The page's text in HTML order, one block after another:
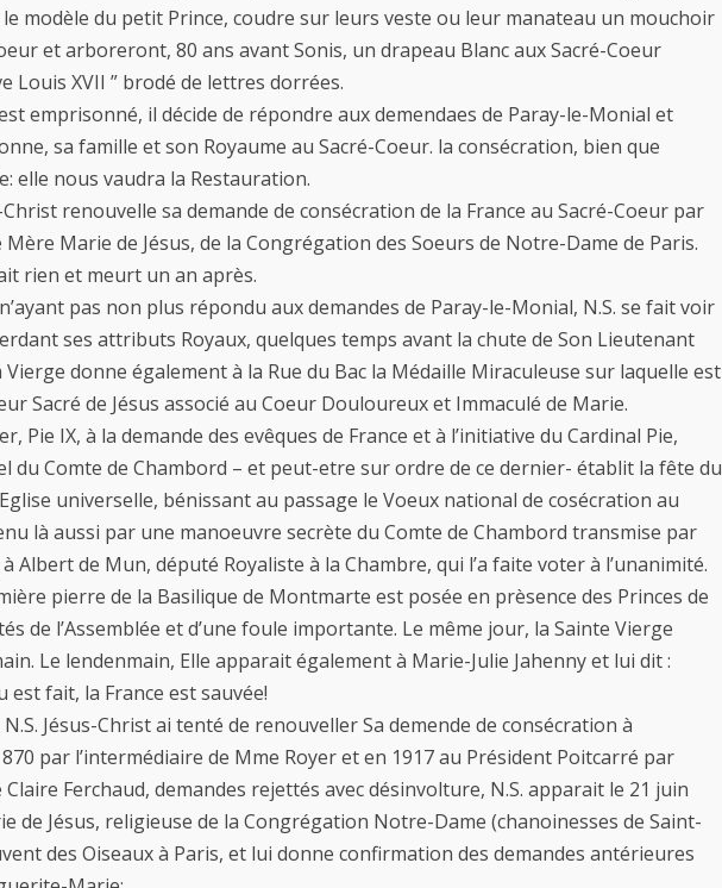
modèle du petit Prince, coudre sur leurs veste ou leur manateau un mouchoir
et arboreront, 80 ans avant Sonis, un drapeau Blanc aux Sacré-Coeur
Louis XVII ” brodé de lettres dorrées.
emprisonné, il décide de répondre aux demendaes de Paray-le-Monial et
sa famille et son Royaume au Sacré-Coeur. la consécration, bien que
elle nous vaudra la Restauration.
Christ renouvelle sa demande de consécration de la France au Sacré-Coeur par
Mère Marie de Jésus, de la Congrégation des Soeurs de Notre-Dame de Paris.
rien et meurt un an après.
pas non plus répondu aux demandes de Paray-le-Monial, N.S. se fait voir
ses attributs Royaux, quelques temps avant la chute de Son Lieutenant
Vierge donne également à la Rue du Bac la Médaille Miraculeuse sur laquelle est
Sacré de Jésus associé au Coeur Douloureux et Immaculé de Marie.
Pie IX, à la demande des evêques de France et à l’initiative du Cardinal Pie,
du Comte de Chambord – et peut-etre sur ordre de ce dernier- établit la fête du
universelle, bénissant au passage le Voeux national de cosécration au
là aussi par une manoeuvre secrète du Comte de Chambord transmise par
Albert de Mun, député Royaliste à la Chambre, qui l’a faite voter à l’unanimité.
pierre de la Basilique de Montmarte est posée en prèsence des Princes de
de l’Assemblée et d’une foule importante. Le même jour, la Sainte Vierge
Le lendenmain, Elle apparait également à Marie-Julie Jahenny et lui dit :
est fait, la France est sauvée!
Jésus-Christ ai tenté de renouveller Sa demende de consécration à
par l’intermédiaire de Mme Royer et en 1917 au Président Poitcarré par
Claire Ferchaud, demandes rejettés avec désinvolture, N.S. apparait le 21 juin
de Jésus, religieuse de la Congrégation Notre-Dame (chanoinesses de Saint-
des Oiseaux à Paris, et lui donne confirmation des demandes antérieures